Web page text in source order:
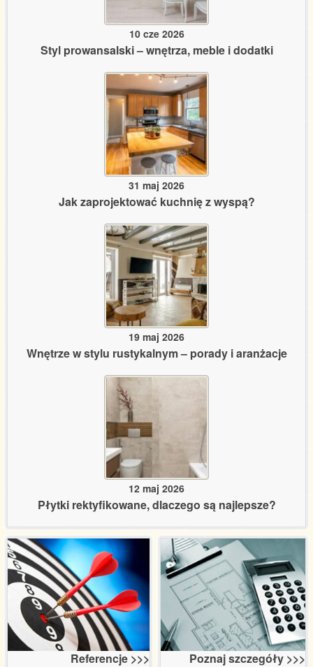
10 cze 2026
Styl prowansalski – wnętrza, meble i dodatki
31 maj 2026
Jak zaprojektować kuchnię z wyspą?
19 maj 2026
Wnętrze w stylu rustykalnym – porady i aranżacje
12 maj 2026
Płytki rektyfikowane, dlaczego są najlepsze?
Referencje >>>
Poznaj szczegóły >>>